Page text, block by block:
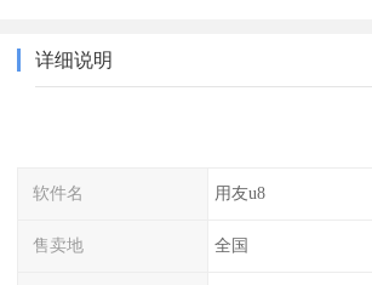
详细说明
软件名 用友u8
售卖地 全国